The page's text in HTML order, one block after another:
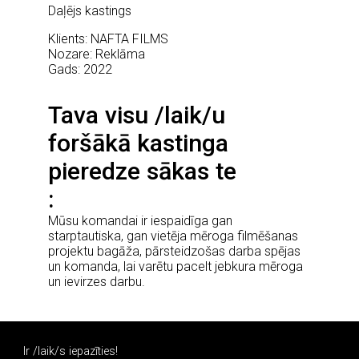
Daļējs kastings
Klients: NAFTA FILMS
Nozare: Reklāma
Gads: 2022
Tava visu /laik/u
foršākā kastinga
pieredze sākas te
Mūsu komandai ir iespaidīga gan
starptautiska, gan vietēja mēroga filmēšanas
projektu bagāža, pārsteidzošas darba spējas
un komanda, lai varētu pacelt jebkura mēroga
un ievirzes darbu.
Ir /laik/s iepazīties!